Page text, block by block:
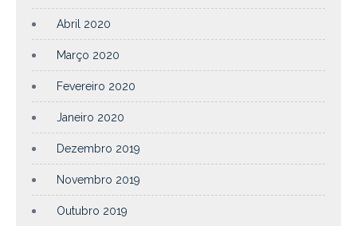
Abril 2020
Março 2020
Fevereiro 2020
Janeiro 2020
Dezembro 2019
Novembro 2019
Outubro 2019